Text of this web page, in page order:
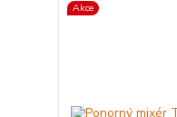
Akce